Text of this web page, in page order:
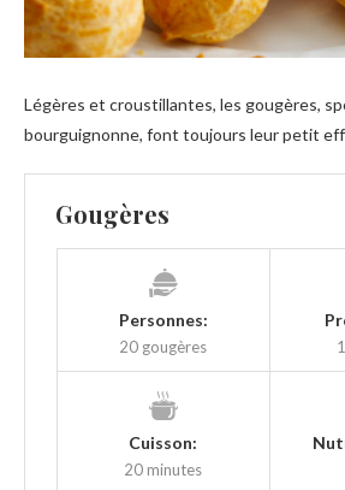
Légères et croustillantes, les gougères,
bourguignonne, font toujours leur petit
Gougères
Personnes:
20 gougères
Cuisson:
20 minutes